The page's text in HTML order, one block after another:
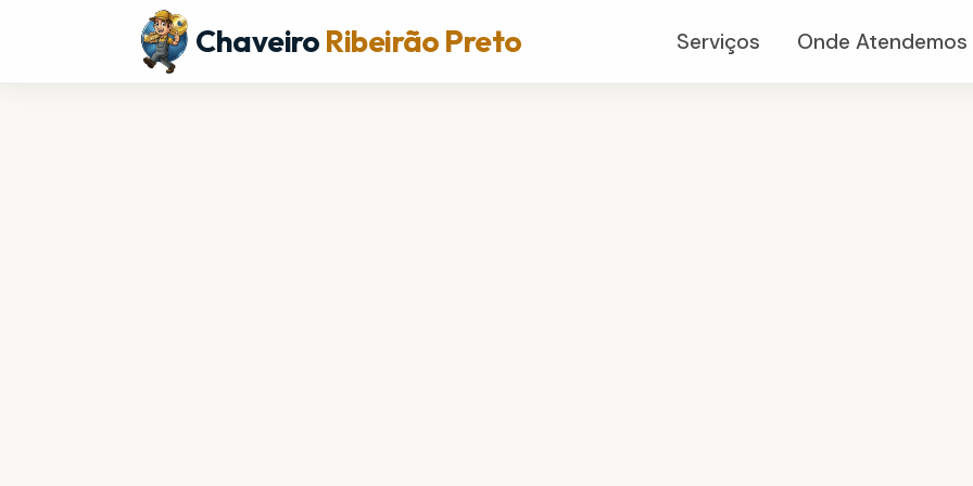
Chaveiro Ribeirão Preto Serviços Onde Atendemos